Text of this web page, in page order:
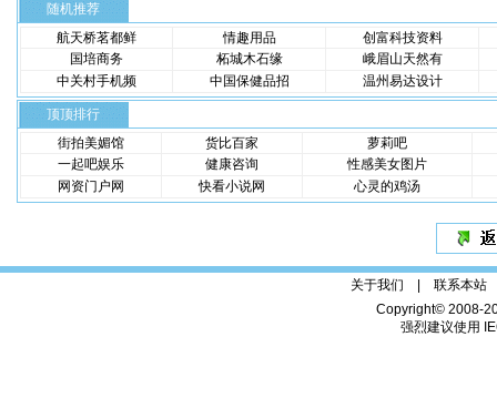
随机推荐
航天桥茗都鲜
情趣用品
创富科技资料
国培商务
柘城木石缘
峨眉山天然有
中关村手机频
中国保健品招 温州易达设计
顶顶排行
街拍美媚馆
货比百家
萝莉吧
一起吧娱乐
健康咨询
性感美女图片
网资门户网
快看小说网 心灵的鸡汤
关于我们 | 联系本站
Copyright© 2008-
强烈建议使用